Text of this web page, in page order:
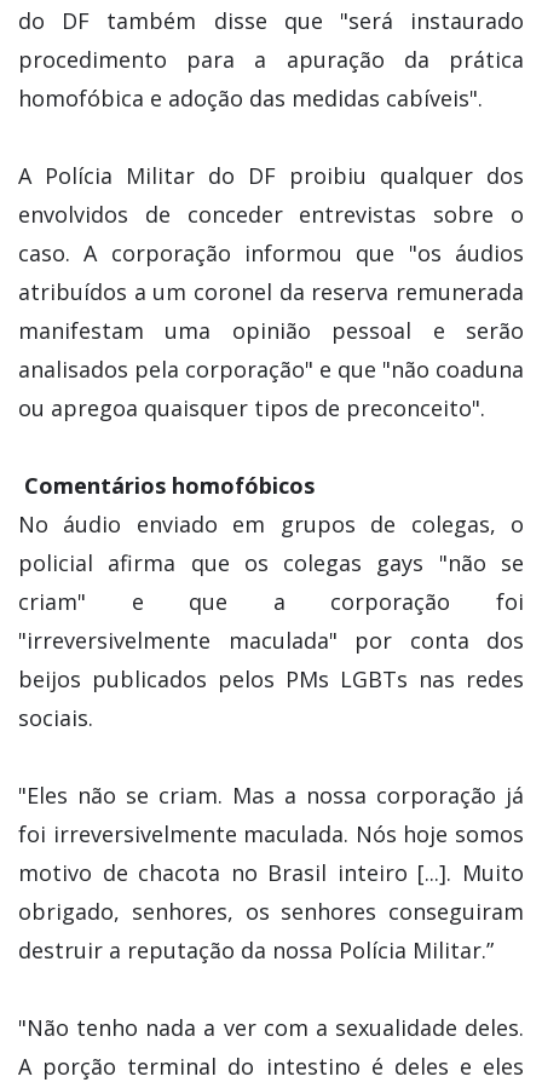
do DF também disse que "será instaurado
procedimento para a apuração da prática
homofóbica e adoção das medidas cabíveis".
A Polícia Militar do DF proibiu qualquer dos
envolvidos de conceder entrevistas sobre o
caso. A corporação informou que "os áudios
atribuídos a um coronel da reserva remunerada
manifestam uma opinião pessoal e serão
analisados pela corporação" e que "não coaduna
ou apregoa quaisquer tipos de preconceito".
Comentários homofóbicos
No áudio enviado em grupos de colegas, o
policial afirma que os colegas gays "não se
criam" e que a corporação foi
"irreversivelmente maculada" por conta dos
beijos publicados pelos PMs LGBTs nas redes
sociais.
"Eles não se criam. Mas a nossa corporação já
foi irreversivelmente maculada. Nós hoje somos
motivo de chacota no Brasil inteiro [...]. Muito
obrigado, senhores, os senhores conseguiram
destruir a reputação da nossa Polícia Militar.”
"Não tenho nada a ver com a sexualidade deles.
A porção terminal do intestino é deles e eles